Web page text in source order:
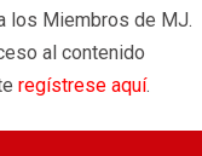
los Miembros de MJ.
al contenido
regístrese aquí.